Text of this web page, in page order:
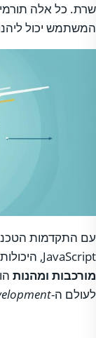
שרת. כל אלה
המשתמש יכול
עם התקדמות
JavaScript, היכולות של מפתחים ליצור
מורכבות ומהנות
לעולם ה-